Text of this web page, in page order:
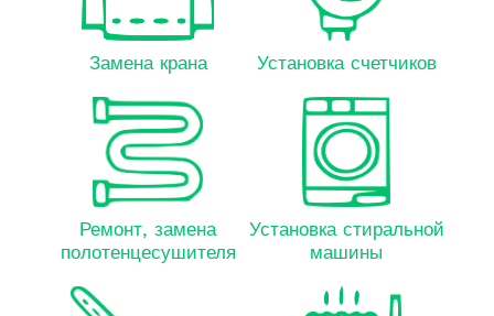
Замена крана Установка счетчиков
Ремонт, замена
полотенцесушителя
Установка стиральной
машины